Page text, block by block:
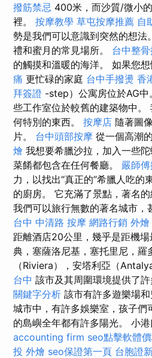
撥筋禁忌 400米，而沙質/微小
裡。 按摩教學 草屯按摩推薦 自
勢是我們可以意識到突然的想法
禮和蜜月的常見場所。 台中整
的觸摸和溫暖的海洋。 如果您
痛 更忙碌的家庭 台中手撥燙 香
拜簽證 -step）公寓房位於AG中
些工作室位於較舊的建築物中
何特別的東西。 按摩店 隨著圖
片。 台中頭部按摩 從一個高潮
燴 我想要希臘沙拉，加入一些陀
菜餚都包含在任何餐廳。 嚴師
力，以找出“真正的”希臘人吃
的廚房。 它充滿了景點，著名
我們可以旅行無數的著名城市
台中 中清路 按摩 網路行銷 外
距離酒店20公里，幾乎是距機
典，塞薩洛尼基，塞托里尼，羅
（Riviera），安塔利亞（
台中 該市及其周圍環境提供了
關鍵字分析 該市有許多遊樂場
城市中，有許多娛樂室，孩子們
的島嶼全年都有許多陽光。 小
accounting firm seo點擊軟體
投 外燴 seo保證第一頁 台胞證